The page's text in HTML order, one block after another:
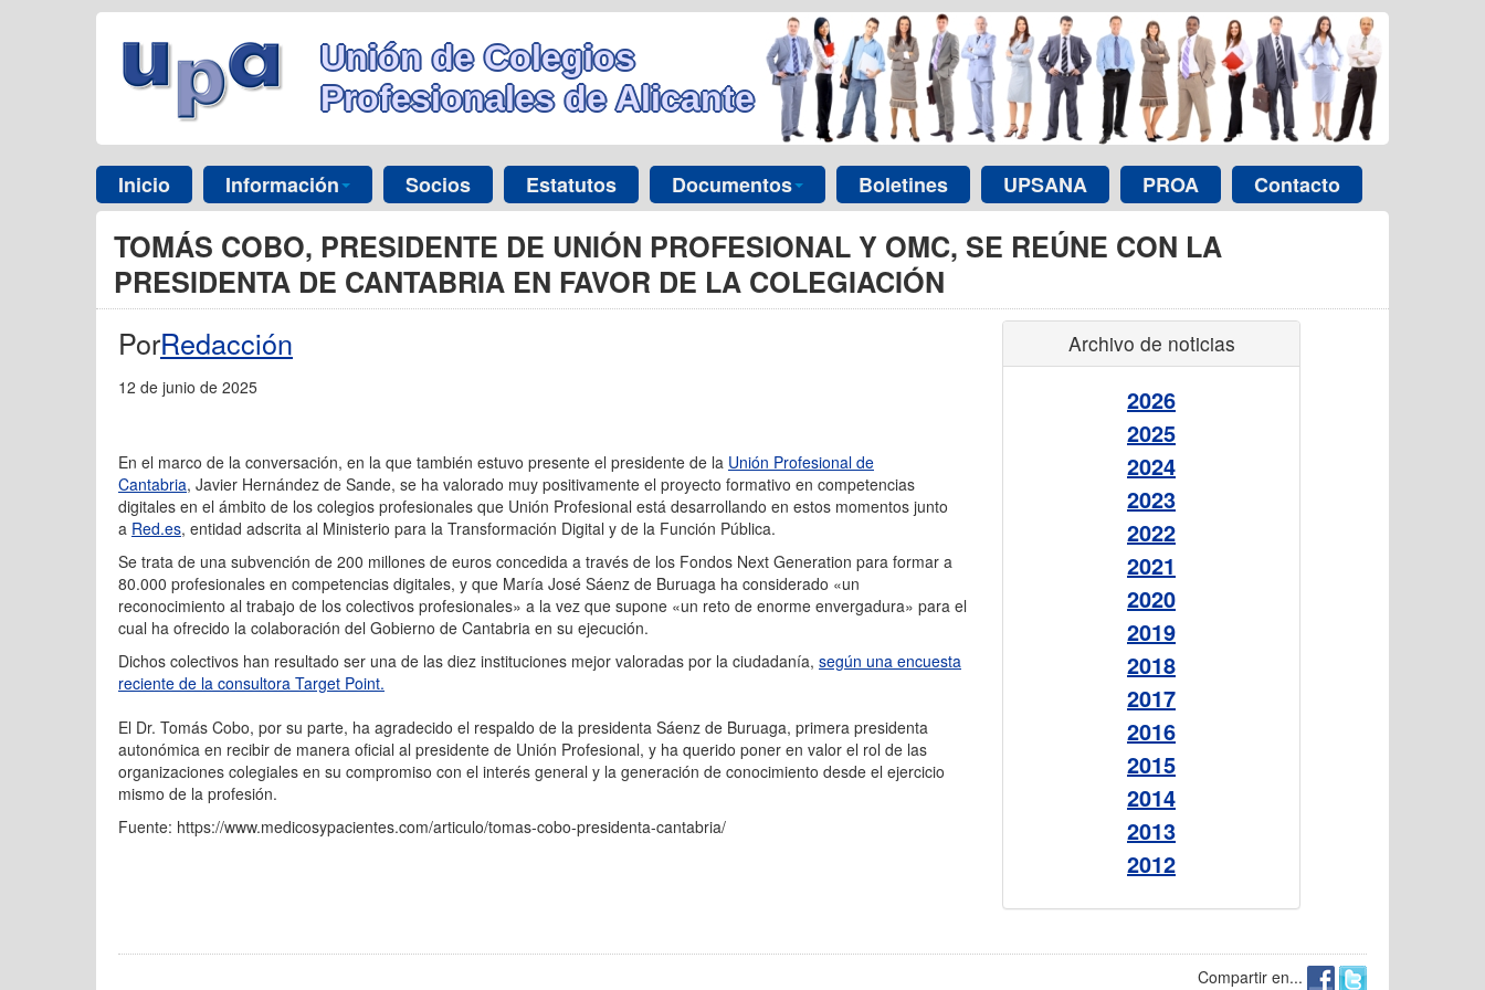
Unión de Colegios
Profesionales de Alicante
Inicio Información Socios Estatutos Documentos Boletines UPSANA PROA Contacto
TOMÁS COBO, PRESIDENTE DE UNIÓN PROFESIONAL Y OMC, SE REÚNE CON LA
PRESIDENTA DE CANTABRIA EN FAVOR DE LA COLEGIACIÓN
PorRedacción
12 de junio de 2025
En el marco de la conversación, en la que también estuvo presente el presidente de la Unión Profesional de
Cantabria, Javier Hernández de Sande, se ha valorado muy positivamente el proyecto formativo en competencias
digitales en el ámbito de los colegios profesionales que Unión Profesional está desarrollando en estos momentos junto
a Red.es, entidad adscrita al Ministerio para la Transformación Digital y de la Función Pública.
Se trata de una subvención de 200 millones de euros concedida a través de los Fondos Next Generation para formar a
80.000 profesionales en competencias digitales, y que María José Sáenz de Buruaga ha considerado «un
reconocimiento al trabajo de los colectivos profesionales» a la vez que supone «un reto de enorme envergadura» para el
cual ha ofrecido la colaboración del Gobierno de Cantabria en su ejecución.
Dichos colectivos han resultado ser una de las diez instituciones mejor valoradas por la ciudadanía, según una encuesta
reciente de la consultora Target Point.
El Dr. Tomás Cobo, por su parte, ha agradecido el respaldo de la presidenta Sáenz de Buruaga, primera presidenta
autonómica en recibir de manera oficial al presidente de Unión Profesional, y ha querido poner en valor el rol de las
organizaciones colegiales en su compromiso con el interés general y la generación de conocimiento desde el ejercicio
mismo de la profesión.
Fuente: https://www.medicosypacientes.com/articulo/tomas-cobo-presidenta-cantabria/
Archivo de noticias
2026
2025
2024
2023
2022
2021
2020
2019
2018
2017
2016
2015
2014
2013
2012
Compartir en...